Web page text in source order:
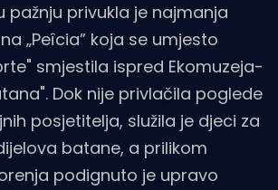
pažnju privukla je najmanja
„Peîcia” koja se umjesto
smjestila ispred Ekomuzeja-
Dok nije privlačila poglede
posjetitelja, služila je djeci za
batane, a prilikom
podignuto je upravo